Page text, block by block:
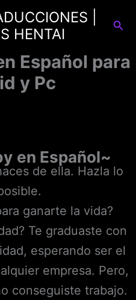
|
HENTAI
Español para
y Pc
en Español~
de ella. Hazla lo
ganarte la vida?
Te graduaste con
esperando ser el
empresa. Pero,
conseguiste trabajo.